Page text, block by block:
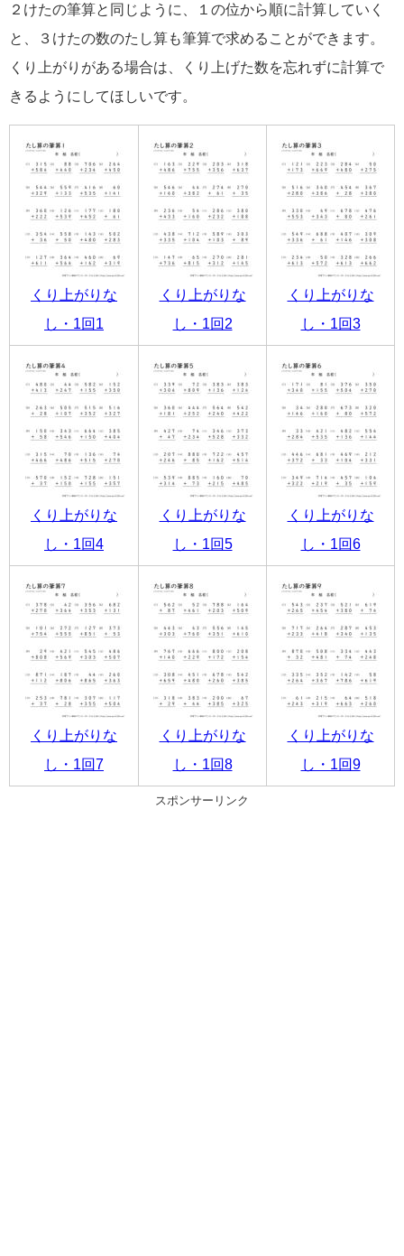
２けたの筆算と同じように、１の位から順に計算していく
と、３けたの数のたし算も筆算で求めることができます。
くり上がりがある場合は、くり上げた数を忘れずに計算で
きるようにしてほしいです。
くり上がりな
し・1回1
くり上がりな
し・1回2
くり上がりな
し・1回3
くり上がりな
し・1回4
くり上がりな
し・1回5
くり上がりな
し・1回6
くり上がりな
し・1回7
くり上がりな
し・1回8
くり上がりな
し・1回9
スポンサーリンク